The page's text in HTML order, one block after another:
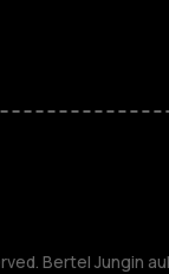
Bertel Jungin